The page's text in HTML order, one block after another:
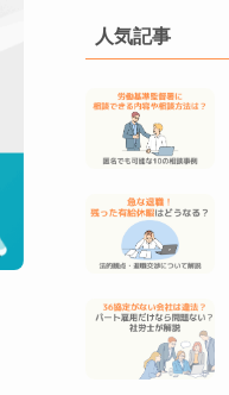
人気記事